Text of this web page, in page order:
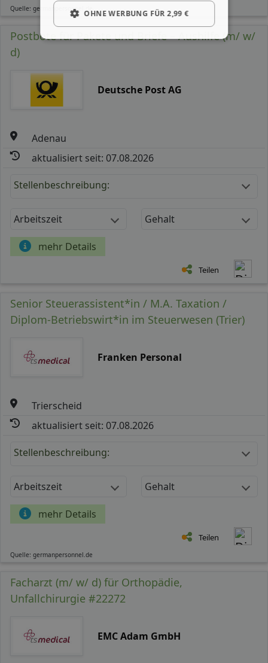
Quelle: germanpersonnel.de
Postbote für Pakete und Briefe – Aushilfe (m/ w/
d)
Deutsche Post AG
Adenau
aktualisiert seit: 07.08.2026
Stellenbeschreibung:
Arbeitszeit Gehalt
mehr Details
Teilen
Senior Steuerassistent*in / M.A. Taxation /
Diplom-Betriebswirt*in im Steuerwesen (Trier)
Franken Personal
Trierscheid
aktualisiert seit: 07.08.2026
Stellenbeschreibung:
Arbeitszeit Gehalt
mehr Details
Teilen
Quelle: germanpersonnel.de
Facharzt (m/ w/ d) für Orthopädie,
Unfallchirurgie #22272
EMC Adam GmbH
OHNE WERBUNG FÜR 2,99 €